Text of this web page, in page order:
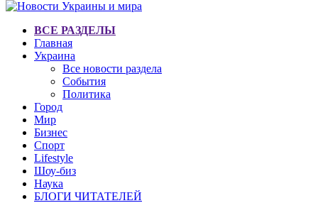
ВСЕ РАЗДЕЛЫ
Главная
Украина
Все новости раздела
События
Политика
Город
Мир
Бизнес
Спорт
Lifestyle
Шоу-биз
Наука
БЛОГИ ЧИТАТЕЛЕЙ